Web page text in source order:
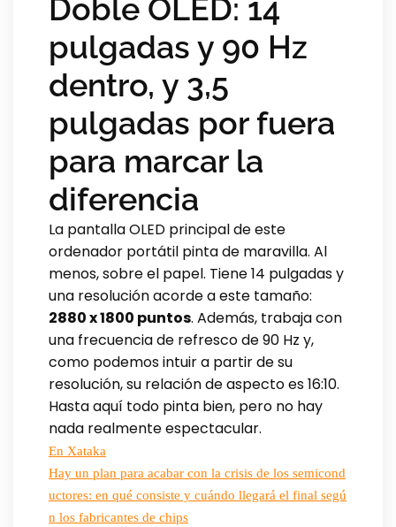
Doble OLED: 14
pulgadas y 90 Hz
dentro, y 3,5
pulgadas por fuera
para marcar la
diferencia
La pantalla OLED principal de este
ordenador portátil pinta de maravilla. Al
menos, sobre el papel. Tiene 14 pulgadas y
una resolución acorde a este tamaño:
2880 x 1800 puntos. Además, trabaja con
una frecuencia de refresco de 90 Hz y,
como podemos intuir a partir de su
resolución, su relación de aspecto es 16:10.
Hasta aquí todo pinta bien, pero no hay
nada realmente espectacular.
En Xataka
Hay un plan para acabar con la crisis de los semicond
uctores: en qué consiste y cuándo llegará el final segú
n los fabricantes de chips